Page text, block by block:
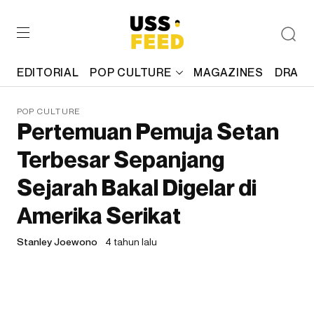
EDITORIAL POP CULTURE MAGAZINES
POP CULTURE
Pertemuan Pemuja Setan
Terbesar Sepanjang
Sejarah Bakal Digelar di
Amerika Serikat
Stanley Joewono 4 tahun lalu